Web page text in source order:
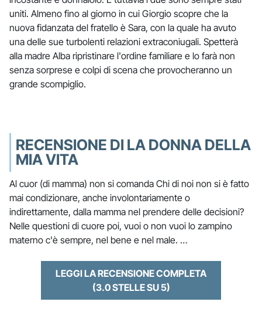
uniti. Almeno fino al giorno in cui Giorgio scopre che la
nuova fidanzata del fratello è Sara, con la quale ha avuto
una delle sue turbolenti relazioni extraconiugali. Spetterà
alla madre Alba ripristinare l'ordine familiare e lo farà non
senza sorprese e colpi di scena che provocheranno un
grande scompiglio.
RECENSIONE DI LA DONNA DELLA
MIA VITA
Al cuor (di mamma) non si comanda Chi di noi non si è fatto
mai condizionare, anche involontariamente o
indirettamente, dalla mamma nel prendere delle decisioni?
Nelle questioni di cuore poi, vuoi o non vuoi lo zampino
materno c'è sempre, nel bene e nel male. …
LEGGI LA RECENSIONE COMPLETA
(3.0 STELLE SU 5)